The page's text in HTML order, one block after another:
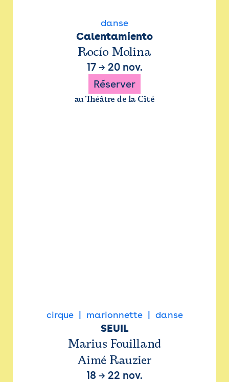
danse
Calentamiento
Rocío Molina
17→ 20 nov.
Réserver
au Théâtre de la Cité
cirque marionnette danse
SEUIL
Marius Fouilland
Aimé Rauzier
18 → 22 nov.